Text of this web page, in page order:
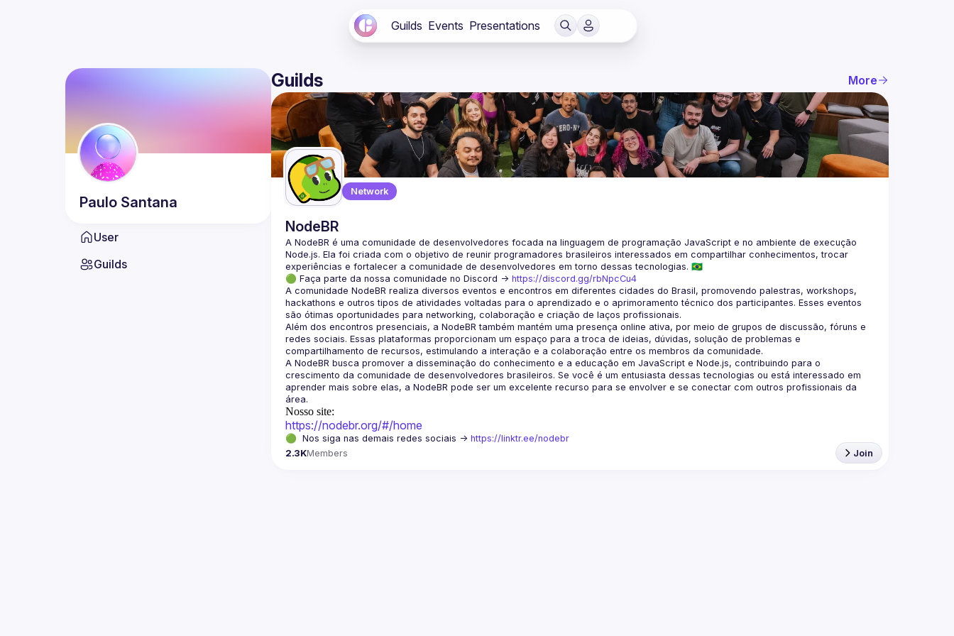
Guilds Events Presentations
Paulo Santana
User
Guilds
Guilds More
Network
NodeBR
A NodeBR é uma comunidade de desenvolvedores focada na linguagem de programação JavaScript e no ambiente de execução
Node.js. Ela foi criada com o objetivo de reunir programadores brasileiros interessados em compartilhar conhecimentos, trocar
🟢 Faça parte da nossa comunidade no Discord -> https://discord.gg/rbNpcCu4
A comunidade NodeBR realiza diversos eventos e encontros em diferentes cidades do Brasil, promovendo palestras, workshops,
hackathons e outros tipos de atividades voltadas para o aprendizado e o aprimoramento técnico dos participantes. Esses eventos
Além dos encontros presenciais, a NodeBR também mantém uma presença online ativa, por meio de grupos de discussão, fóruns e
redes sociais. Essas plataformas proporcionam um espaço para a troca de ideias, dúvidas, solução de problemas e
A NodeBR busca promover a disseminação do conhecimento e a educação em JavaScript e Node.js, contribuindo para o
crescimento da comunidade de desenvolvedores brasileiros. Se você é um entusiasta dessas tecnologias ou está interessado em
aprender mais sobre elas, a NodeBR pode ser um excelente recurso para se envolver e se conectar com outros profissionais da
Nosso site:
https://nodebr.org/#/home
🟢  Nos siga nas demais redes sociais -> https://linktr.ee/nodebr
2.3KMembers Join